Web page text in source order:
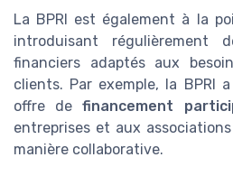
La BPRI est également à la
introduisant régulièrement
financiers adaptés aux
clients. Par exemple, la BPRI
offre definancement
entreprises et aux
manière collaborative.